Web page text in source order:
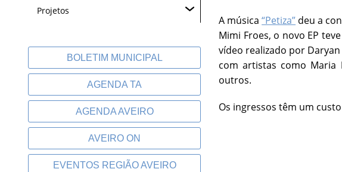
Projetos
BOLETIM MUNICIPAL
AGENDA TA
AGENDA AVEIRO
AVEIRO ON
EVENTOS REGIÃO AVEIRO
A música“Petiza” deu a
Mimi Froes, o novo EP
vídeo realizado por
com artistas como Maria
outros.
Os ingressos têm um